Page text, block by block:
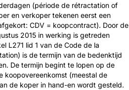
(période de rétractation of
en verkoper tekenen eerst een
CDV = koopcontract). Door de
2015 in werking is getreden
L271 lid 1 van de Code de la
is de termijn van de bedenktijd
De termijn begint te lopen op de
koopovereenkomst (meestal de
de koper in hand-en wordt gesteld.